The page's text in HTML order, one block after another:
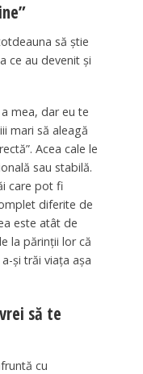
să știe
ce au devenit și
mea, dar eu te
mari să aleagă
Acea cale le
sau stabilă.
care pot fi
diferite de
este atât de
la părinții lor că
și trăi viața așa
să te
cu